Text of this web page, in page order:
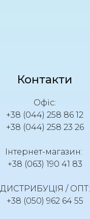
Контакти
Офіс:
+38 (044) 258 86 12
+38 (044) 258 23 26
Інтернет-магазин:
+38 (063) 190 41 83
ДИСТРИБУЦІЯ / ОПТ:
+38 (050) 962 64 55